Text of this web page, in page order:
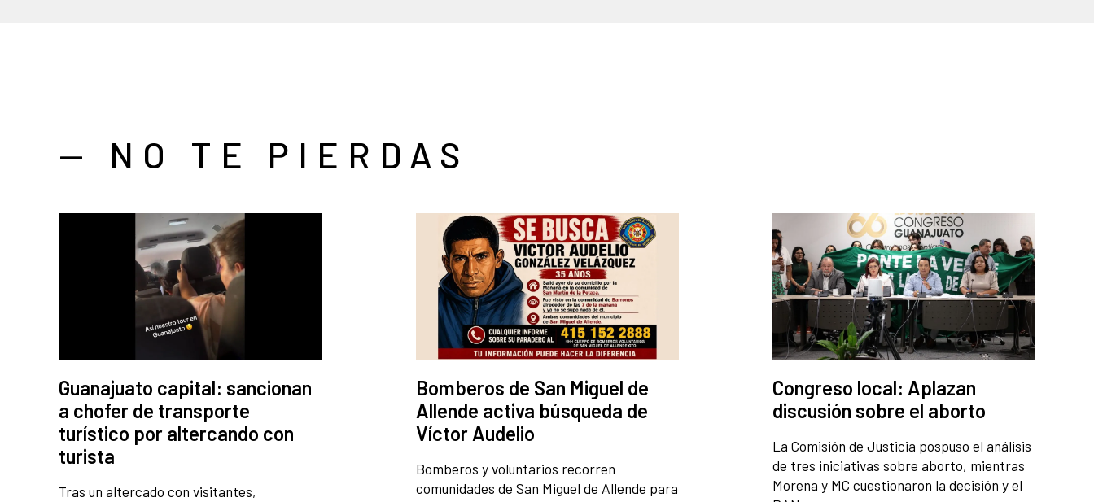
— NO TE PIERDAS
Guanajuato capital: sancionan
a chofer de transporte
turístico por altercando con
turista
Tras un altercado con visitantes,
Bomberos de San Miguel de
Allende activa búsqueda de
Víctor Audelio
Bomberos y voluntarios recorren
comunidades de San Miguel de Allende para
Congreso local: Aplazan
discusión sobre el aborto
La Comisión de Justicia pospuso el análisis
de tres iniciativas sobre aborto, mientras
Morena y MC cuestionaron la decisión y el